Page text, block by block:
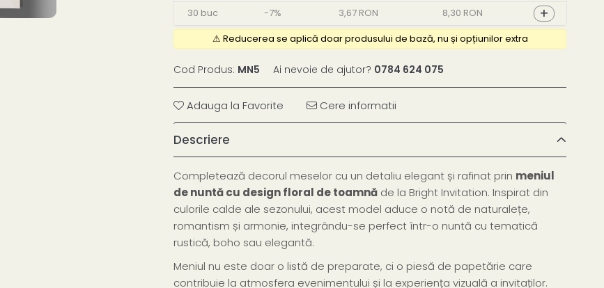
30 buc -7% 3,67 RON 8,30 RON +
Cod Produs: MN5 Ai nevoie de ajutor? 0784 624 075
Adauga la Favorite Cere informatii
Descriere
Completează decorul meselor cu un detaliu elegant și rafinat prin meniul
de nuntă cu design floral de toamnăde la Bright Invitation. Inspirat din
culorile calde ale sezonului, acest model aduce o notă de naturalețe,
romantism și armonie, integrându-se perfect într-o nuntă cu tematică
rustică, boho sau elegantă.
Meniul nu este doar o listă de preparate, ci o piesă de papetărie care
contribuie la atmosfera evenimentului și la experiența vizuală a invitaților.